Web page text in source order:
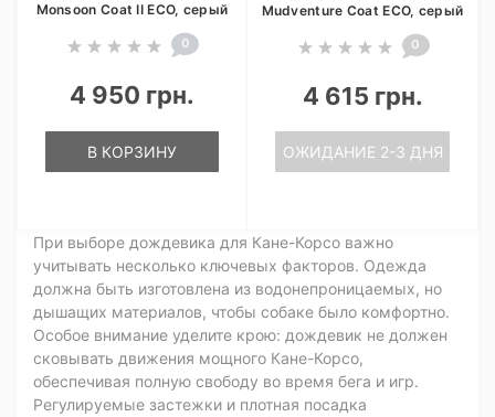
Monsoon Coat II ECO, серый
0
4 950 грн.
В КОРЗИНУ
Mudventure Coat ECO, серый
0
4 615 грн.
ОЖИДАНИЕ 2-3 ДНЯ
При выборе дождевика для Кане-Корсо важно
учитывать несколько ключевых факторов. Одежда
должна быть изготовлена из водонепроницаемых, но
дышащих материалов, чтобы собаке было комфортно.
Особое внимание уделите крою: дождевик не должен
сковывать движения мощного Кане-Корсо,
обеспечивая полную свободу во время бега и игр.
Регулируемые застежки и плотная посадка